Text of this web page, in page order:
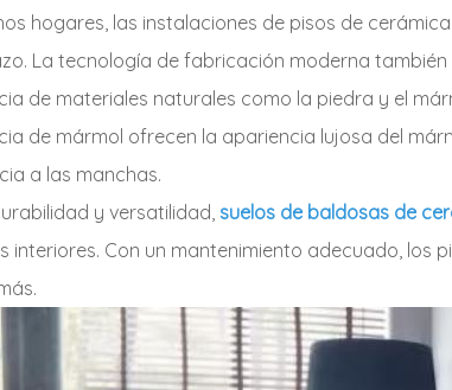
hogares, las instalaciones de pisos de
La tecnología de fabricación moderna
de materiales naturales como la piedra y el
de mármol ofrecen la apariencia lujosa del
a las manchas.
y versatilidad, suelos de baldosas de
interiores. Con un mantenimiento adecuado, los